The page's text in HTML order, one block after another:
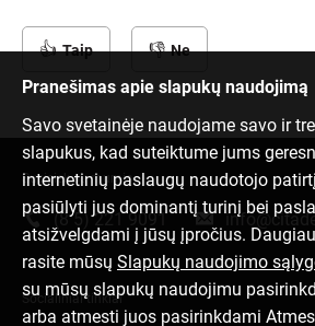
Taip Ne
Pranešimas apie slapukų naudojimą
Savo svetainėje naudojame savo ir
slapukus, kad suteiktume jums
internetinių paslaugų naudotojo
pasiūlyti jus dominantį turinį bei
atsižvelgdami į jūsų įpročius.
rasite mūsų Slapukų naudojimo
su mūsų slapukų naudojimu
arba atmesti juos pasirinkdami
Susisiek su mumis
(8 5) 221 9091
Socialiniai tinklai